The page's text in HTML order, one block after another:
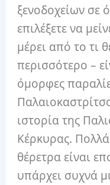
ξενοδοχείων σε
επιλέξετε να
μέρει από το τι
περισσότερο –
όμορφες
ιστορία της
Κέρκυρας.
θέρετρα είναι
υπάρχει συχνά